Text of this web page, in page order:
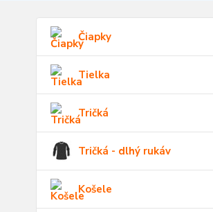
Čiapky
Tielka
Tričká
Tričká - dlhý rukáv
Košele